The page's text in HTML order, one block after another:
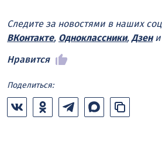
Следите за новостями в наших
ВКонтакте, Одноклассники, Дзени
Нравится
Поделиться: